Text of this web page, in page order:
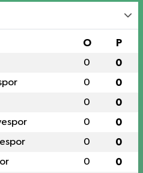
O P
0 0
0 0
0 0
0 0
0 0
0 0